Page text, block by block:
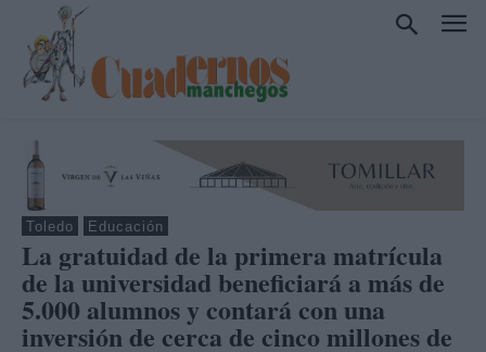
Toledo Educación
La gratuidad de la primera matrícula
de la universidad beneficiará a más de
5.000 alumnos y contará con una
inversión de cerca de cinco millones de